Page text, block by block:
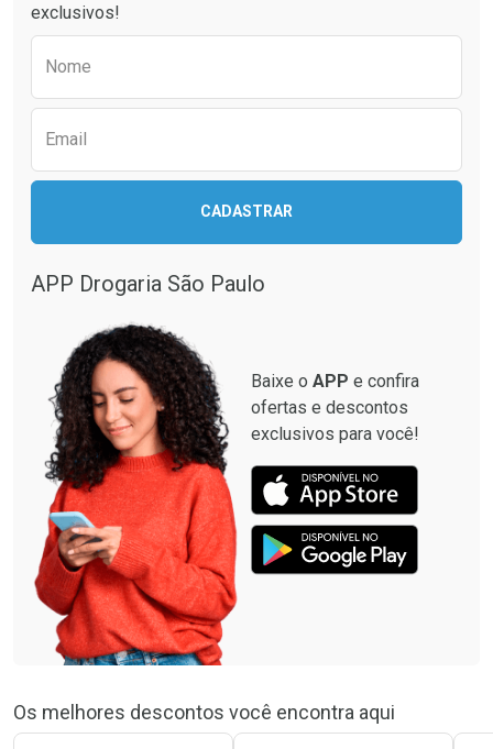
exclusivos!
Nome
Email
CADASTRAR
APP Drogaria São Paulo
Baixe o APP e confira
ofertas e descontos
exclusivos para você!
Os melhores descontos você encontra aqui